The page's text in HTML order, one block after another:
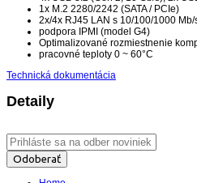
1x M.2 2280/2242 (SATA / PCIe)
2x/4x RJ45 LAN s 10/100/1000 Mb/
podpora IPMI (model G4)
Optimalizované rozmiestnenie
pracovné teploty 0 ~ 60°C
Technická dokumentácia
Detaily
Odoberať